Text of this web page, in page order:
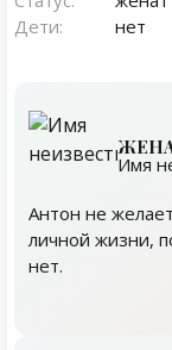
Дети:
нет
Имя
Антон не
личной жизни,
нет.